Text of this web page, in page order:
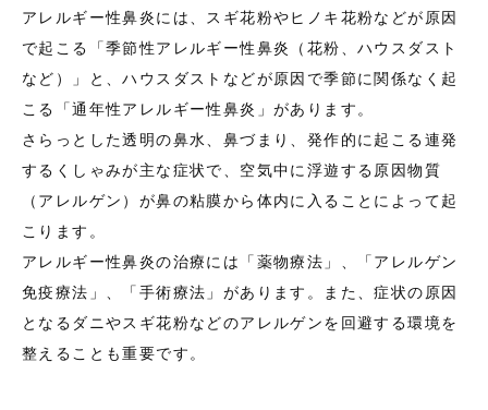
アレルギー性鼻炎には、スギ花粉やヒノキ花粉などが原因
で起こる「季節性アレルギー性鼻炎（花粉、ハウスダスト
など）」と、ハウスダストなどが原因で季節に関係なく起
こる「通年性アレルギー性鼻炎」があります。
さらっとした透明の鼻水、鼻づまり、発作的に起こる連発
するくしゃみが主な症状で、空気中に浮遊する原因物質
（アレルゲン）が鼻の粘膜から体内に入ることによって起
こります。
アレルギー性鼻炎の治療には「薬物療法」、「アレルゲン
免疫療法」、「手術療法」があります。また、症状の原因
となるダニやスギ花粉などのアレルゲンを回避する環境を
整えることも重要です。